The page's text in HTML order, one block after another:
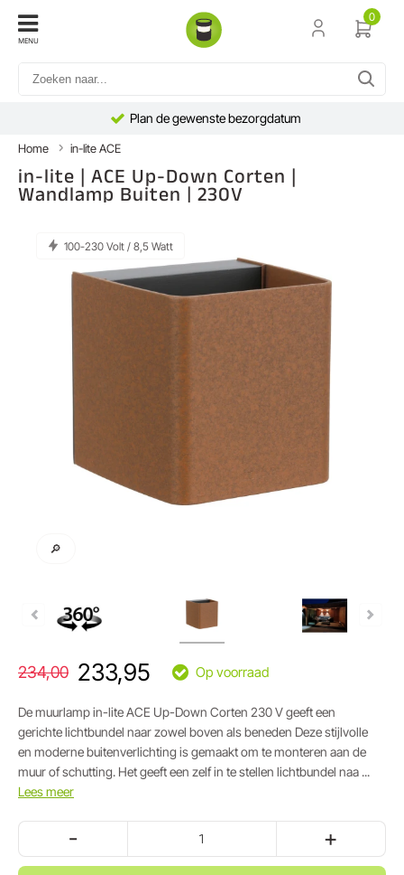
MENU
0
Plan de gewenste bezorgdatum
Home in-lite ACE
in-lite | ACE Up-Down Corten |
Wandlamp Buiten | 230V
100-230 Volt / 8,5 Watt
🔎
234,00 233,95 Op voorraad
De muurlamp in-lite ACE Up-Down Corten 230 V geeft een
gerichte lichtbundel naar zowel boven als beneden Deze stijlvolle
en moderne buitenverlichting is gemaakt om te monteren aan de
muur of schutting. Het geeft een zelf in te stellen lichtbundel naa ...
Lees meer
- +